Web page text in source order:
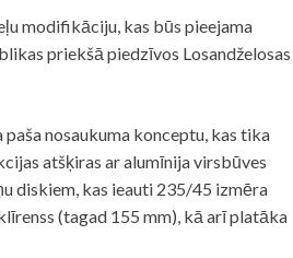
modifikāciju, kas būs pieejama
priekšā piedzīvos Losandželosas
nosaukuma konceptu, kas tika
atšķiras ar alumīnija virsbūves
diskiem, kas ieauti 235/45 izmēra
(tagad 155 mm), kā arī platāka